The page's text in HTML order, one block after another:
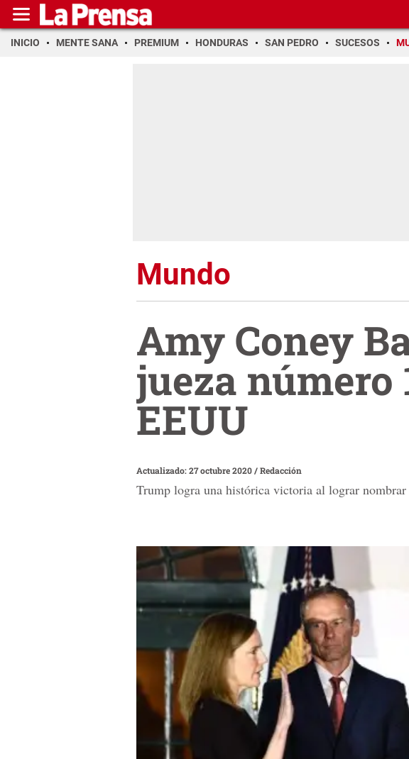
INICIO MENTE SANA PREMIUM HONDURAS SAN PEDRO SUCESOS
Mundo
Amy Coney
jueza número
EEUU
Actualizado: 27 octubre 2020/Redacción
Trump logra una histórica victoria al lograr nombrar